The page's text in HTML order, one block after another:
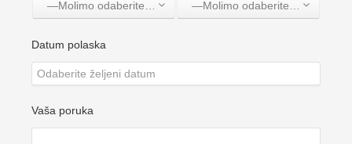
Datum polaska
Vaša poruka